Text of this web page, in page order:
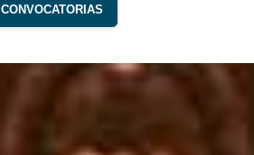
CONVOCATORIAS